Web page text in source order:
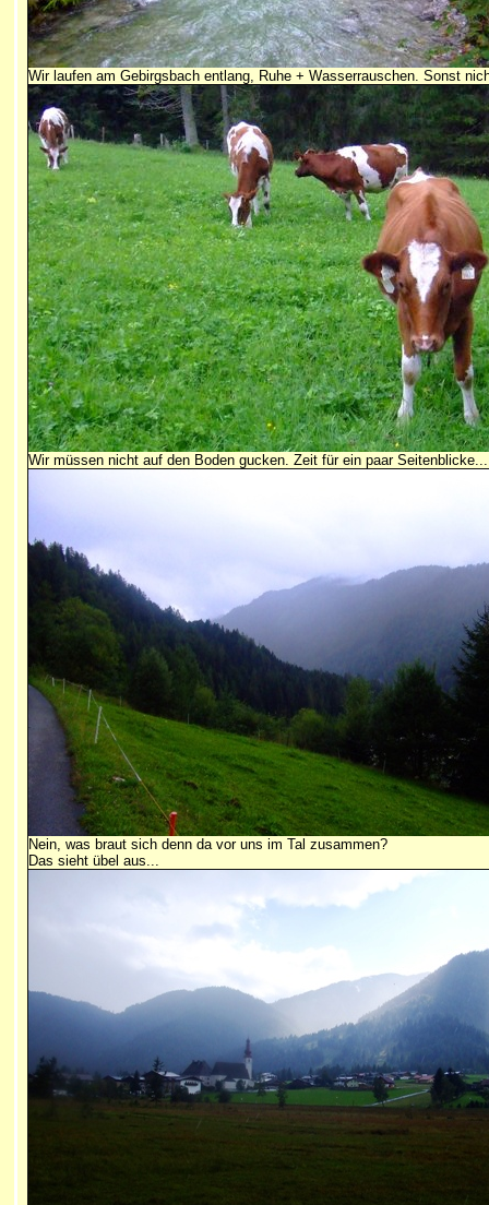
Wir laufen am Gebirgsbach entlang, Ruhe + Wasserrauschen. Sonst
Wir müssen nicht auf den Boden gucken. Zeit für ein paar Seitenblicke...
Nein, was braut sich denn da vor uns im Tal zusammen?
Das sieht übel aus...